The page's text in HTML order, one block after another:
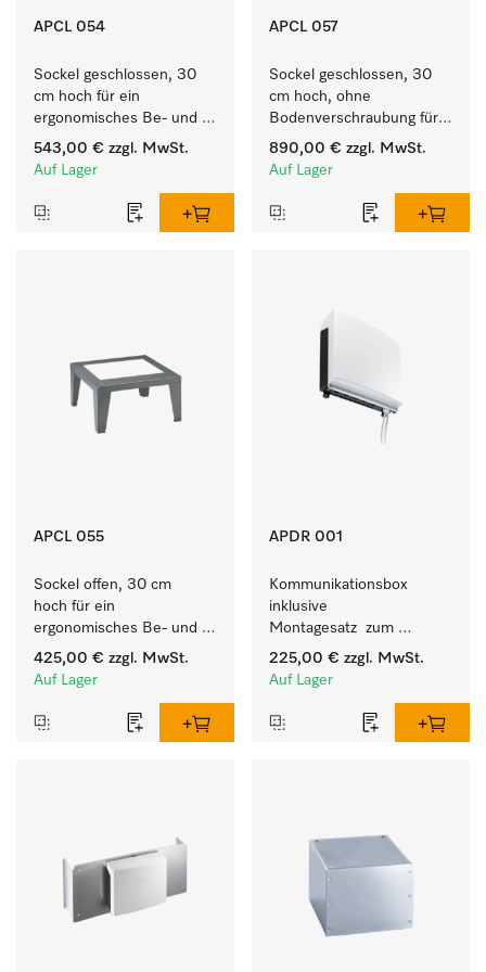
APCL 054
Sockel geschlossen, 30
cm hoch für ein
ergonomisches Be- und
Entladen von
Waschmaschine und
543,00 € zzgl. MwSt.
Auf Lager
APCL 057
Sockel geschlossen, 30
cm hoch, ohne
Bodenverschraubung für
ein ergonomisches Be-
und Entladen von
Trockner.
890,00 € zzgl. MwSt.
Auf Lager
APCL 055
Sockel offen, 30 cm
hoch für ein
ergonomisches Be- und
Entladen von
Waschmaschine und
425,00 € zzgl. MwSt.
Auf Lager
APDR 001
Kommunikationsbox
inklusive
Montagesatz  zum
Verbindungsaufbau vom 9
- 10 kg Trockner mit
225,00 € zzgl. MwSt.
Auf Lager